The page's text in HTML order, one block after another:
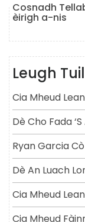
Cosnadh
èirigh a-nis
Leugh
Cia Mheud
Dè Cho Fada
Ryan Garcia
Dè An Luach
Cia Mheud
Cia Mheud